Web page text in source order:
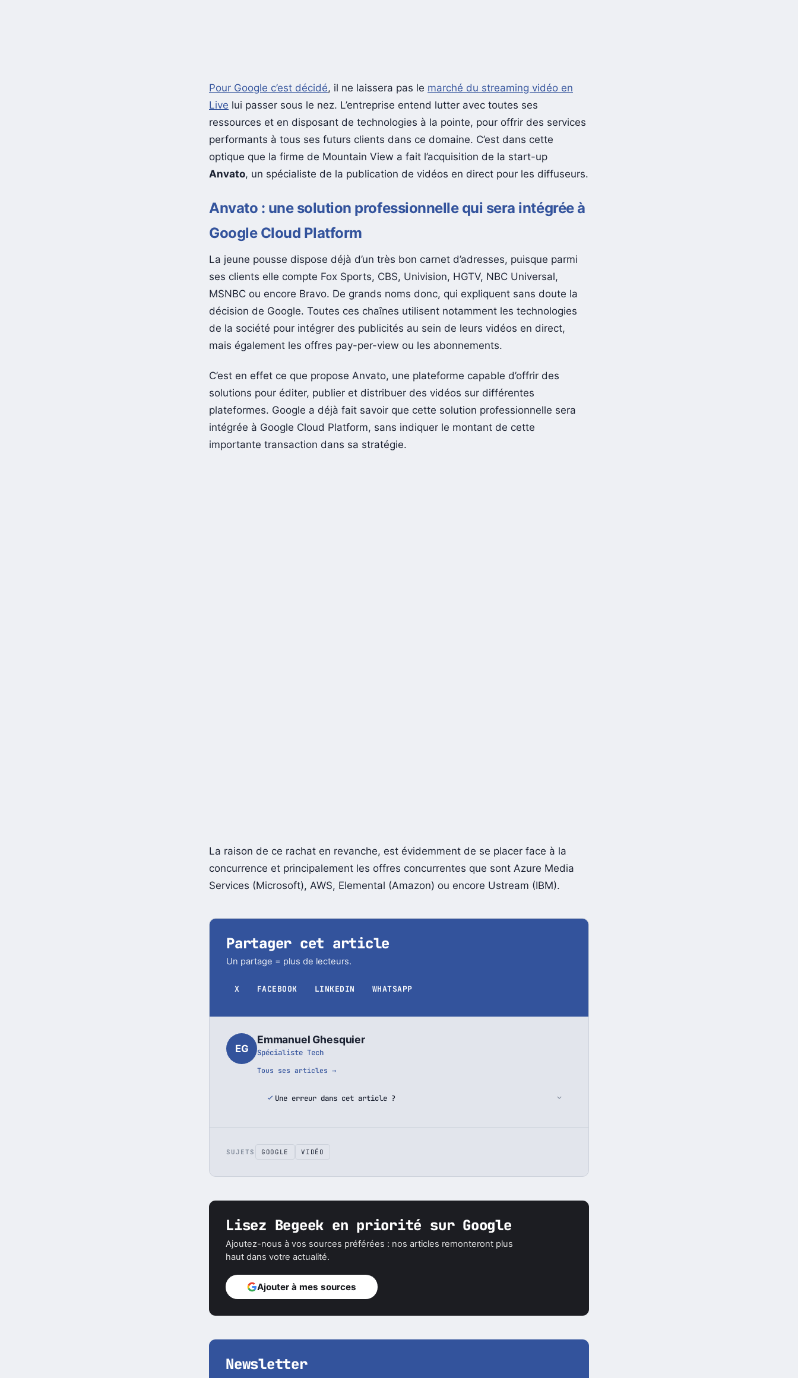
Pour Google c’est décidé, il ne laissera pas le marché du streaming vidéo en
Live lui passer sous le nez. L’entreprise entend lutter avec toutes ses
ressources et en disposant de technologies à la pointe, pour offrir des services
performants à tous ses futurs clients dans ce domaine. C’est dans cette
optique que la firme de Mountain View a fait l’acquisition de la start-up
Anvato, un spécialiste de la publication de vidéos en direct pour les diffuseurs.
Anvato : une solution professionnelle qui sera intégrée à
Google Cloud Platform
La jeune pousse dispose déjà d’un très bon carnet d’adresses, puisque parmi
ses clients elle compte Fox Sports, CBS, Univision, HGTV, NBC Universal,
MSNBC ou encore Bravo. De grands noms donc, qui expliquent sans doute la
décision de Google. Toutes ces chaînes utilisent notamment les technologies
de la société pour intégrer des publicités au sein de leurs vidéos en direct,
mais également les offres pay-per-view ou les abonnements.
C’est en effet ce que propose Anvato, une plateforme capable d’offrir des
solutions pour éditer, publier et distribuer des vidéos sur différentes
plateformes. Google a déjà fait savoir que cette solution professionnelle sera
intégrée à Google Cloud Platform, sans indiquer le montant de cette
importante transaction dans sa stratégie.
La raison de ce rachat en revanche, est évidemment de se placer face à la
concurrence et principalement les offres concurrentes que sont Azure Media
Partager cet article
Un partage = plus de lecteurs.
Tous ses articles →
SUJETS GOOGLE VIDÉO
Lisez Begeek en priorité sur Google
haut dans votre actualité.